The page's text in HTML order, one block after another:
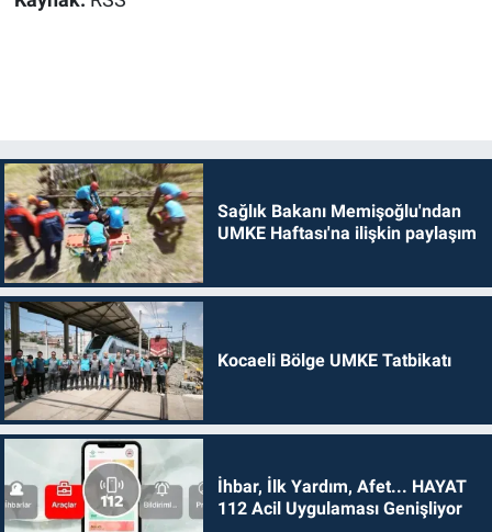
Sağlık Bakanı Memişoğlu'ndan
UMKE Haftası'na ilişkin paylaşım
Kocaeli Bölge UMKE Tatbikatı
İhbar, İlk Yardım, Afet... HAYAT
112 Acil Uygulaması Genişliyor